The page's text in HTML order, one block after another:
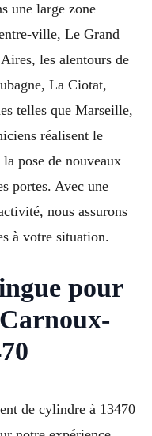
une large zone
ville, Le Grand
les alentours de
La Ciotat,
telles que Marseille,
réalisent le
pose de nouveaux
portes. Avec une
nous assurons
à votre situation.
pour
de cylindre à 13470